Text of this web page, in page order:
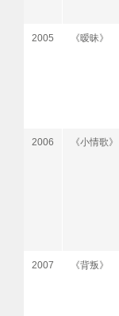
2005 《暧昧》
2006 《小情歌》
2007 《背叛》